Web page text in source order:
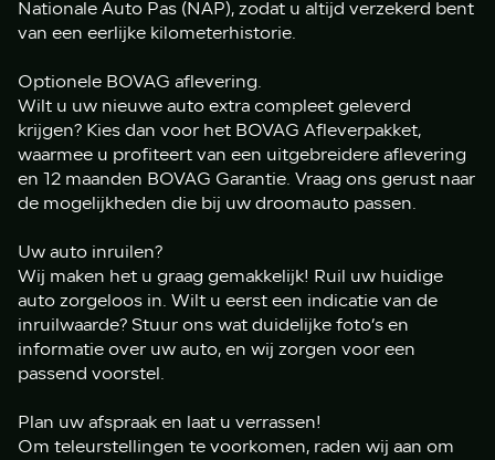
Nationale Auto Pas (NAP), zodat u altijd verzekerd bent
van een eerlijke kilometerhistorie.
Optionele BOVAG aflevering.
Wilt u uw nieuwe auto extra compleet geleverd
krijgen? Kies dan voor het BOVAG Afleverpakket,
waarmee u profiteert van een uitgebreidere aflevering
en 12 maanden BOVAG Garantie. Vraag ons gerust naar
de mogelijkheden die bij uw droomauto passen.
Uw auto inruilen?
Wij maken het u graag gemakkelijk! Ruil uw huidige
auto zorgeloos in. Wilt u eerst een indicatie van de
inruilwaarde? Stuur ons wat duidelijke foto’s en
informatie over uw auto, en wij zorgen voor een
passend voorstel.
Plan uw afspraak en laat u verrassen!
Om teleurstellingen te voorkomen, raden wij aan om